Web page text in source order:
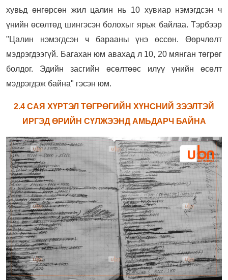
хувьд өнгөрсөн жил цалин нь 10 хувиар нэмэгдсэн ч
үнийн өсөлтөд шингэсэн болохыг ярьж байлаа. Тэрбээр
"Цалин нэмэгдсэн ч барааны үнэ өссөн. Өөрчлөлт
мэдрэгдээгүй. Багахан юм авахад л 10, 20 мянган төгрөг
болдог. Эдийн засгийн өсөлтөөс илүү үнийн өсөлт
мэдрэгдэж байна" гэсэн юм.
2.4 САЯ ХҮРТЭЛ ТӨГРӨГИЙН ХҮНСНИЙ ЗЭЭЛТЭЙ
ИРГЭД ӨРИЙН СҮЛЖЭЭНД АМЬДАРЧ БАЙНА